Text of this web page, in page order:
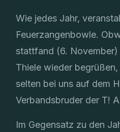
Wie jedes Jahr,
Feuerzangenbowle.
stattfand (6.
Thiele wieder
selten bei uns auf dem
Verbandsbruder der T!
Im Gegensatz zu den